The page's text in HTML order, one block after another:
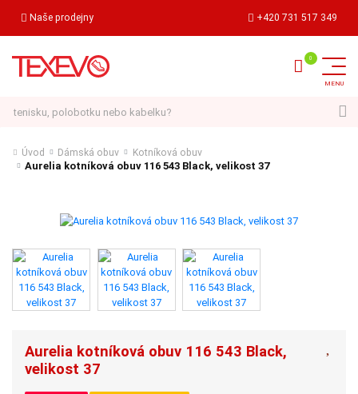
Naše prodejny +420 731 517 349
Úvod Dámská obuv Kotníková obuv
Aurelia kotníková obuv 116 543 Black, velikost 37
Aurelia kotníková obuv 116 543 Black,
velikost 37